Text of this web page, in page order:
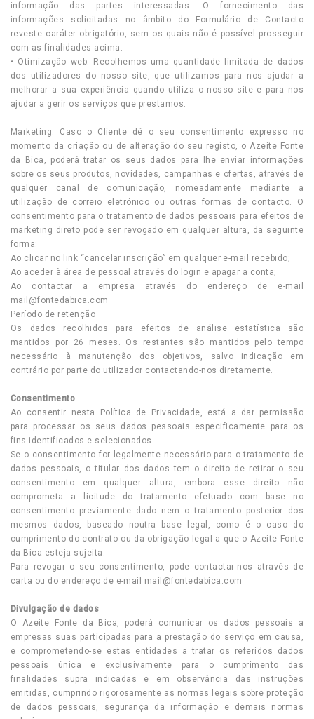
informação das partes interessadas. O fornecimento das
informações solicitadas no âmbito do Formulário de Contacto
reveste caráter obrigatório, sem os quais não é possível prosseguir
com as finalidades acima.
• Otimização web: Recolhemos uma quantidade limitada de dados
dos utilizadores do nosso site, que utilizamos para nos ajudar a
melhorar a sua experiência quando utiliza o nosso site e para nos
ajudar a gerir os serviços que prestamos.
Marketing: Caso o Cliente dê o seu consentimento expresso no
momento da criação ou de alteração do seu registo, o Azeite Fonte
da Bica, poderá tratar os seus dados para lhe enviar informações
sobre os seus produtos, novidades, campanhas e ofertas, através de
qualquer canal de comunicação, nomeadamente mediante a
utilização de correio eletrónico ou outras formas de contacto. O
consentimento para o tratamento de dados pessoais para efeitos de
marketing direto pode ser revogado em qualquer altura, da seguinte
forma:
Ao clicar no link “cancelar inscrição” em qualquer e-mail recebido;
Ao aceder à área de pessoal através do login e apagar a conta;
Ao contactar a empresa através do endereço de e-mail
mail@fontedabica.com
Período de retenção
Os dados recolhidos para efeitos de análise estatística são
mantidos por 26 meses. Os restantes são mantidos pelo tempo
necessário à manutenção dos objetivos, salvo indicação em
contrário por parte do utilizador contactando-nos diretamente.
Consentimento
Ao consentir nesta Política de Privacidade, está a dar permissão
para processar os seus dados pessoais especificamente para os
fins identificados e selecionados.
Se o consentimento for legalmente necessário para o tratamento de
dados pessoais, o titular dos dados tem o direito de retirar o seu
consentimento em qualquer altura, embora esse direito não
comprometa a licitude do tratamento efetuado com base no
consentimento previamente dado nem o tratamento posterior dos
mesmos dados, baseado noutra base legal, como é o caso do
cumprimento do contrato ou da obrigação legal a que o Azeite Fonte
da Bica esteja sujeita.
Para revogar o seu consentimento, pode contactar-nos através de
carta ou do endereço de e-mail mail@fontedabica.com
Divulgação de dados
O Azeite Fonte da Bica, poderá comunicar os dados pessoais a
empresas suas participadas para a prestação do serviço em causa,
e comprometendo-se estas entidades a tratar os referidos dados
pessoais única e exclusivamente para o cumprimento das
finalidades supra indicadas e em observância das instruções
emitidas, cumprindo rigorosamente as normas legais sobre proteção
de dados pessoais, segurança da informação e demais normas